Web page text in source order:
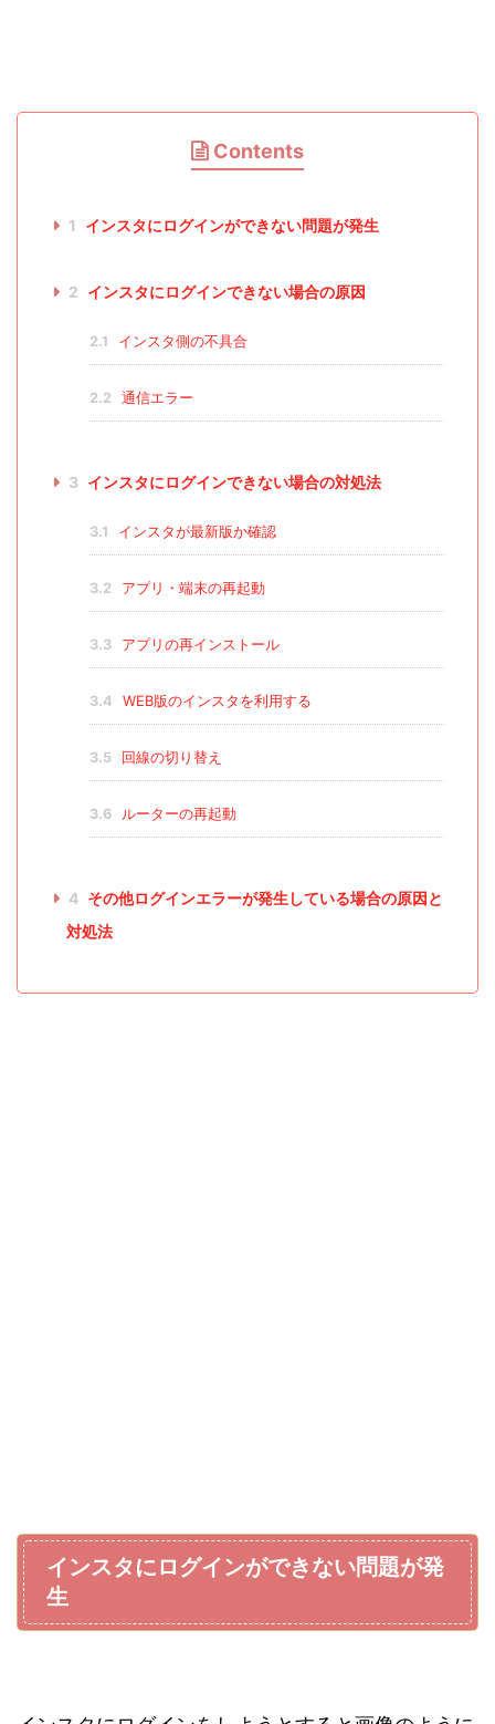
Contents
1 インスタにログインができない問題が発生
2 インスタにログインできない場合の原因
2.1 インスタ側の不具合
2.2 通信エラー
3 インスタにログインできない場合の対処法
3.1 インスタが最新版か確認
3.2 アプリ・端末の再起動
3.3 アプリの再インストール
3.4 WEB版のインスタを利用する
3.5 回線の切り替え
3.6 ルーターの再起動
4 その他ログインエラーが発生している場合の原因と
対処法
インスタにログインができない問題が発
生